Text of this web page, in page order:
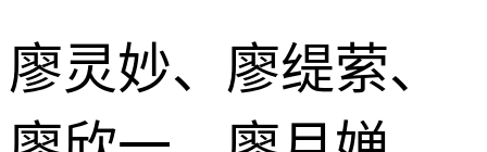
廖灵妙、廖缇萦、